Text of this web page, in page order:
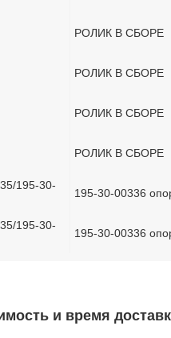
РОЛИК В СБОРЕ
РОЛИК В СБОРЕ
РОЛИК В СБОРЕ
РОЛИК В СБОРЕ
195-30-
195-30-00336
195-30-
195-30-00336
и время